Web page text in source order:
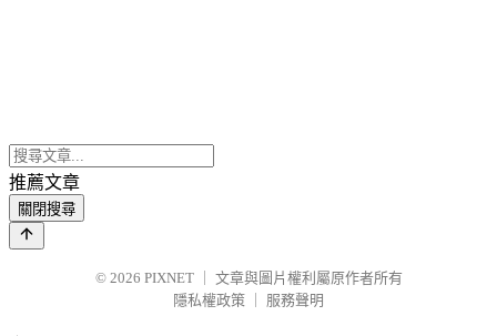
推薦文章
關閉搜尋
© 2026 PIXNET
文章與圖片權利屬原作者所有
隱私權政策
服務聲明